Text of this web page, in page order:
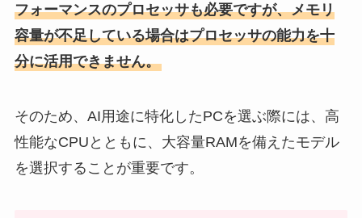
フォーマンスのプロセッサも必要ですが、メモリ
容量が不足している場合はプロセッサの能力を十
分に活用できません。
そのため、AI用途に特化したPCを選ぶ際には、高
性能なCPUとともに、大容量RAMを備えたモデル
を選択することが重要です。